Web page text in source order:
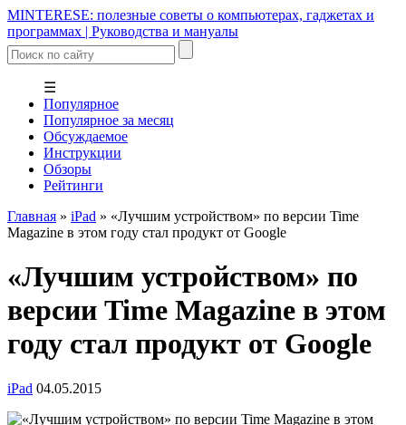
MINTERESE: полезные советы о компьютерах, гаджетах и
программах | Руководства и мануалы
☰
Популярное
Популярное за месяц
Обсуждаемое
Инструкции
Обзоры
Рейтинги
Главная » iPad » «Лучшим устройством» по версии Time
Magazine в этом году стал продукт от Google
«Лучшим устройством» по
версии Time Magazine в этом
году стал продукт от Google
iPad 04.05.2015